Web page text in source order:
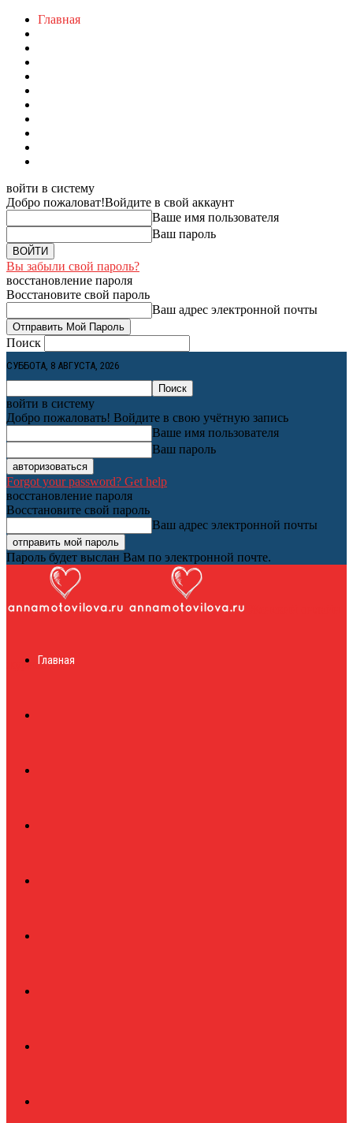
Главная
войти в систему
Добро пожаловат!Войдите в свой аккаунт
Ваше имя пользователя
Ваш пароль
Вы забыли свой пароль?
восстановление пароля
Восстановите свой пароль
Ваш адрес электронной почты
Поиск
СУББОТА, 8 АВГУСТА, 2026
войти в систему
Добро пожаловать! Войдите в свою учётную запись
Ваше имя пользователя
Ваш пароль
Forgot your password? Get help
восстановление пароля
Восстановите свой пароль
Ваш адрес электронной почты
Пароль будет выслан Вам по электронной почте.
журналГлавная